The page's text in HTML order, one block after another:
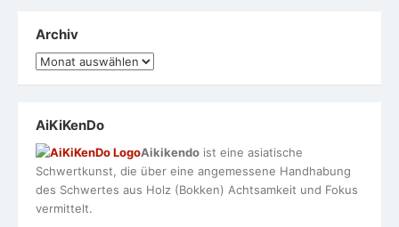
Archiv
Archiv
AiKiKenDo
Aikikendo ist eine asiatische
Schwertkunst, die über eine angemessene Handhabung
des Schwertes aus Holz (Bokken) Achtsamkeit und Fokus
vermittelt.